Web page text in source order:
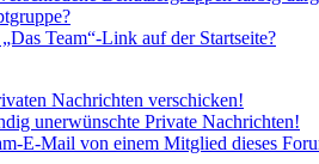
Team“-Link auf der Startseite?
Nachrichten verschicken!
unerwünschte Private Nachrichten!
E-Mail von einem Mitglied dieses